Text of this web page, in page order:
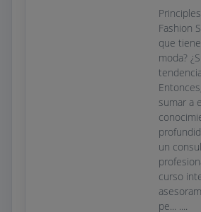
Fashion
que
moda?
sumar a
un
curso
pe... ....